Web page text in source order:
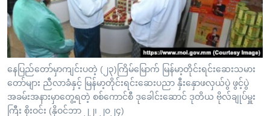
သို့
ကျော်
ကြည့်
ရန်
ရှာဖွေ
နေရာ
ဗွီအိုအေ လူမှုကွန်ယက်များ
ဘာသာစကားများ
နေပြည်တော်မှာကျင်းပတဲ့ (၂၃)ကြိမ်မြောက် မြန်မာ့တိုင်းရင်းဆေးသမား
တော်များ ညီလာခံနှင့် မြန်မာ့တိုင်းရင်းဆေးပညာ နှီးနှောဖလှယ်ပွဲ ဖွင့်ပွဲ
အခမ်းအနားမှာတွေ့ရတဲ့ စစ်ကောင်စီ ဒုခေါင်းဆောင် ဒုတိယ ဗိုလ်ချုပ်မှူး
ကြီး စိုးဝင်း (နိုဝင်ဘာ ၂၂၊ ၂၀၂၄)